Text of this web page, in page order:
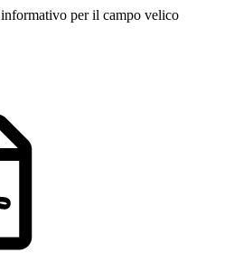
per il campo velico